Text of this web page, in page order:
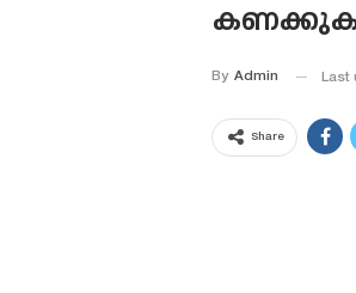
By Admin Last
Share